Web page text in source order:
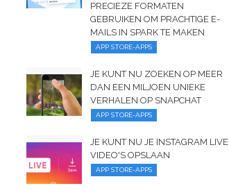
PRECIEZE FORMATEN
GEBRUIKEN OM PRACHTIGE E-
MAILS IN SPARK TE MAKEN
APP STORE-APPS
JE KUNT NU ZOEKEN OP MEER
DAN EEN MILJOEN UNIEKE
VERHALEN OP SNAPCHAT
APP STORE-APPS
JE KUNT NU JE INSTAGRAM LIVE
VIDEO'S OPSLAAN
APP STORE-APPS